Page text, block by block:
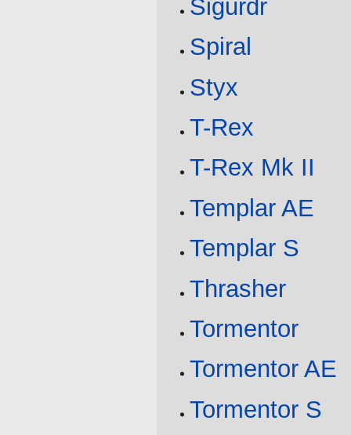
Sigurdr
Spiral
Styx
T-Rex
T-Rex Mk II
Templar AE
Templar S
Thrasher
Tormentor
Tormentor AE
Tormentor S